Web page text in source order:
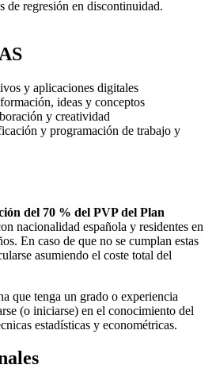
regresión en discontinuidad.
y aplicaciones digitales
ideas y conceptos
y creatividad
y programación de trabajo y
del 70 % del PVP del Plan
nacionalidad española y residentes en
En caso de que no se cumplan estas
asumiendo el coste total del
que tenga un grado o experiencia
(o iniciarse) en el conocimiento del
estadísticas y econométricas.